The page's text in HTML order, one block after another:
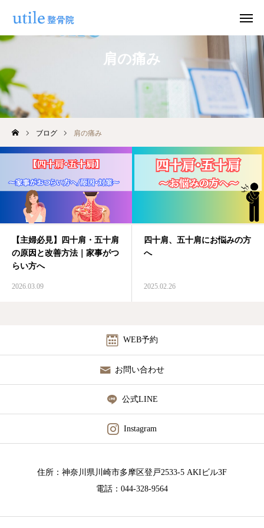
肩の痛み
ブログ 肩の痛み
【主婦必見】四十肩・五十肩
の原因と改善方法｜家事がつ
らい方へ
2026.03.09
四十肩、五十肩にお悩みの方
へ
2025.02.26
WEB予約
お問い合わせ
公式LINE
Instagram
住所：神奈川県川崎市多摩区登戸2533-5 AKIビル3F
電話：044-328-9564
お問い合わせ
公式LINE Instagram
ホーム
施術紹介
院長紹介
適応症状
診療時間/アクセス